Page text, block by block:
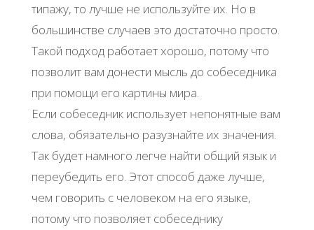
типажу, то лучше не используйте их. Но в
большинстве случаев это достаточно просто.
Такой подход работает хорошо, потому что
позволит вам донести мысль до собеседника
при помощи его картины мира.
Если собеседник использует непонятные вам
слова, обязательно разузнайте их значения.
Так будет намного легче найти общий язык и
переубедить его. Этот способ даже лучше,
чем говорить с человеком на его языке,
потому что позволяет собеседнику